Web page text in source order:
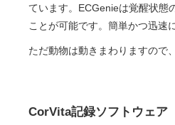
ています。ECGenieは覚醒状態
ことが可能です。簡単かつ迅速
ただ動物は動きまわりますので
CorVita記録ソフトウェア